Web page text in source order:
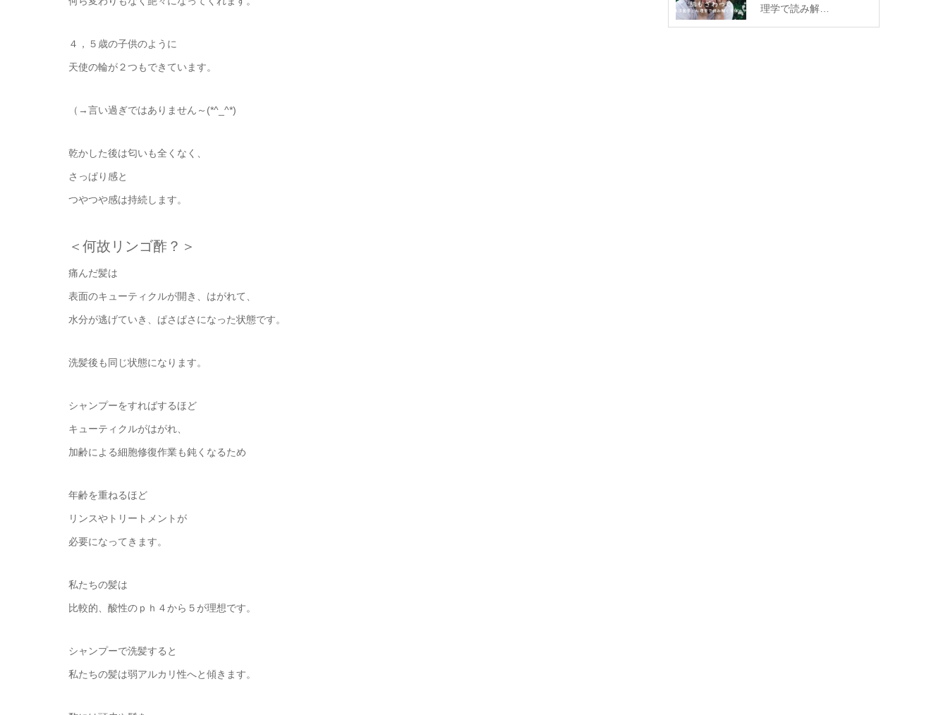
４，５歳の子供のように
天使の輪が２つもできています。
（→言い過ぎではありません～(*^_^*)
乾かした後は匂いも全くなく、
さっぱり感と
つやつや感は持続します。
＜何故リンゴ酢？＞
痛んだ髪は
表面のキューティクルが開き、はがれて、
水分が逃げていき、ぱさぱさになった状態です。
洗髪後も同じ状態になります。
シャンプーをすればするほど
キューティクルがはがれ、
加齢による細胞修復作業も鈍くなるため
年齢を重ねるほど
リンスやトリートメントが
必要になってきます。
私たちの髪は
比較的、酸性のｐｈ４から５が理想です。
シャンプーで洗髪すると
私たちの髪は弱アルカリ性へと傾きます。
理学で読み解…